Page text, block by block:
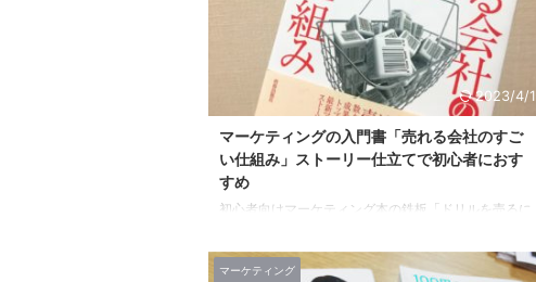
2023/4/1
マーケティングの入門書「売れる会社のすご
い仕組み」ストーリー仕立てで初心者におす
すめ
初心者向けマーケティング本の鉄板「ドリルを売るに
籍として、 必ずと言っていいほどオススメされる超有
名本「ドリルを売るには穴を売れ」（佐藤義典）。 ド
マーケティング